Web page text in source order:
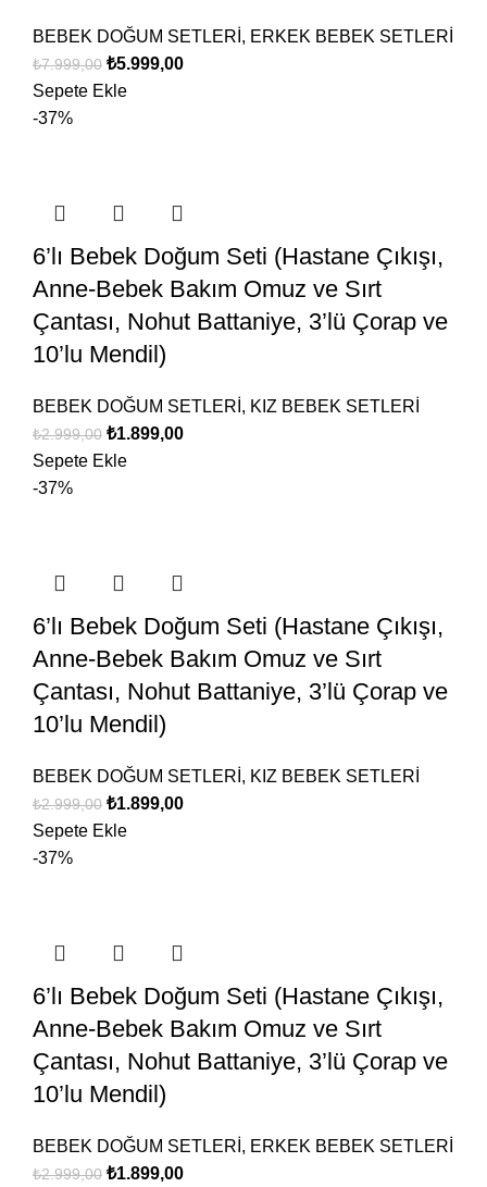
BEBEK DOĞUM SETLERİ , ERKEK BEBEK SETLERİ
₺7.999,00 ₺5.999,00
Sepete Ekle
-37%
6’lı Bebek Doğum Seti (Hastane Çıkışı,
Anne-Bebek Bakım Omuz ve Sırt
Çantası, Nohut Battaniye, 3’lü Çorap ve
10’lu Mendil)
BEBEK DOĞUM SETLERİ , KIZ BEBEK SETLERİ
₺2.999,00 ₺1.899,00
Sepete Ekle
-37%
6’lı Bebek Doğum Seti (Hastane Çıkışı,
Anne-Bebek Bakım Omuz ve Sırt
Çantası, Nohut Battaniye, 3’lü Çorap ve
10’lu Mendil)
BEBEK DOĞUM SETLERİ , KIZ BEBEK SETLERİ
₺2.999,00 ₺1.899,00
Sepete Ekle
-37%
6’lı Bebek Doğum Seti (Hastane Çıkışı,
Anne-Bebek Bakım Omuz ve Sırt
Çantası, Nohut Battaniye, 3’lü Çorap ve
10’lu Mendil)
BEBEK DOĞUM SETLERİ , ERKEK BEBEK SETLERİ
₺2.999,00 ₺1.899,00